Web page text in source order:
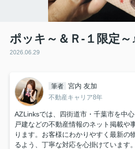
ポッキ～＆Ｒ-１限定～
2026.06.29
筆者 宮内 友加
不動産キャリア8年
AZLinksでは、四街道市・千葉市を中
戸建などの不動産情報のネット掲載や
ります。お客様にわかりやすく最新の
るよう、丁寧な対応を心掛けています